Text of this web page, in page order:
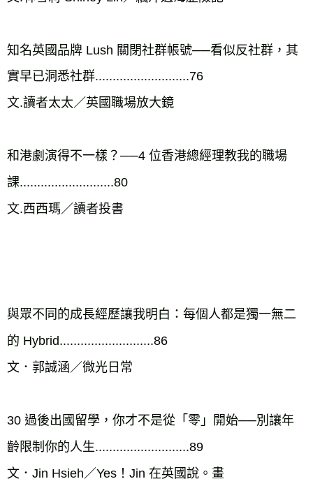
知名英國品牌 Lush 關閉社群帳號──看似反社群，其
實早已洞悉社群...........................76
文.讀者太太／英國職場放大鏡
和港劇演得不一樣？──4 位香港總經理教我的職場
課...........................80
文.西西瑪／讀者投書
與眾不同的成長經歷讓我明白：每個人都是獨一無二
的 Hybrid...........................86
文．郭誠涵／微光日常
30 過後出國留學，你才不是從「零」開始──別讓年
齡限制你的人生...........................89
文．Jin Hsieh／Yes！Jin 在英國說。畫